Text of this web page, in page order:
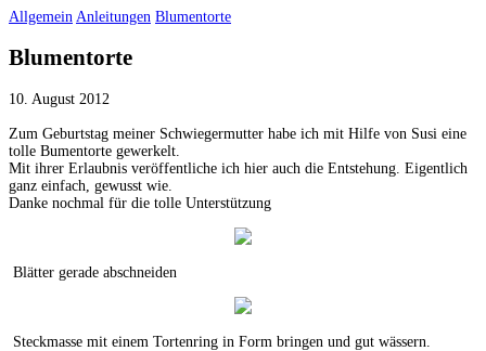
Allgemein Anleitungen Blumentorte
Blumentorte
10. August 2012
Zum Geburtstag meiner Schwiegermutter habe ich mit Hilfe von Susi eine
tolle Bumentorte gewerkelt.
Mit ihrer Erlaubnis veröffentliche ich hier auch die Entstehung. Eigentlich
ganz einfach, gewusst wie.
Danke nochmal für die tolle Unterstützung
Blätter gerade abschneiden
Steckmasse mit einem Tortenring in Form bringen und gut wässern.